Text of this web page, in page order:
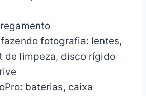
fotografia: lentes,
de limpeza, disco rígido
baterias, caixa